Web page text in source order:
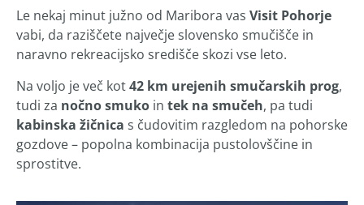
Le nekaj minut južno od Maribora vas Visit Pohorje
vabi, da raziščete največje slovensko smučišče in
naravno rekreacijsko središče skozi vse leto.
Na voljo je več kot42 km urejenih smučarskih prog,
tudi za nočno smuko in tek na smučeh, pa tudi
kabinska žičnica s čudovitim razgledom na pohorske
gozdove – popolna kombinacija pustolovščine in
sprostitve.